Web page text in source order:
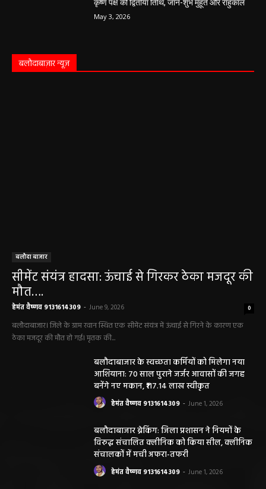
कृष्ण पक्ष की द्वितीया तिथि, जानें-शुभ मुहूर्त और राहुकाल
May 3, 2026
बलौदाबाज़ार न्यूज़
बलौदा बाजार
सीमेंट संयंत्र हादसा: ऊंचाई से गिरकर ठेका मजदूर की
मौत….
हेमंत वैष्णव 9131614309 - June 9, 2026 0
बलौदाबाजार। जिले के ग्राम रवान स्थित एक सीमेंट संयंत्र में ऊंचाई से गिरने के कारण एक
ठेका मजदूर की मौत हो गई। मृतक की...
बलौदाबाजार के स्वच्छता कर्मियों को मिलेगा नया
आशियाना: 70 साल पुराने जर्जर आवासों की जगह
बनेंगे नए मकान, ₹117.14 लाख स्वीकृत
हेमंत वैष्णव 9131614309 - June 1, 2026
बलौदाबाजार ब्रेकिंग: जिला प्रशासन ने नियमों के
विरुद्ध संचालित क्लीनिक को किया सील, क्लीनिक
संचालकों में मची अफरा-तफरी
हेमंत वैष्णव 9131614309 - June 1, 2026